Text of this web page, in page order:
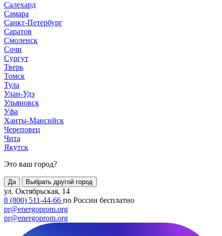
Салехард
Самара
Санкт-Петербург
Саратов
Смоленск
Сочи
Сургут
Тверь
Томск
Тула
Улан-Удэ
Ульяновск
Уфа
Ханты-Мансийск
Череповец
Чита
Якутск
Это ваш город?
Да Выбрать другой город
ул. Октябрьская, 14
8 (800) 511-44-66 по России бесплатно
pr@energoprom.org
pr@energoprom.org